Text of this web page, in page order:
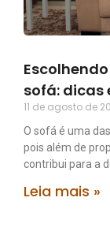
sofá: dicas
11 de agosto de
O sofá é uma
pois além de
contribui para a
Leia mais »